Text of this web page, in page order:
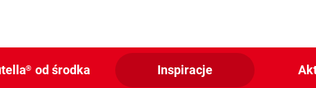
® od środka Inspiracje